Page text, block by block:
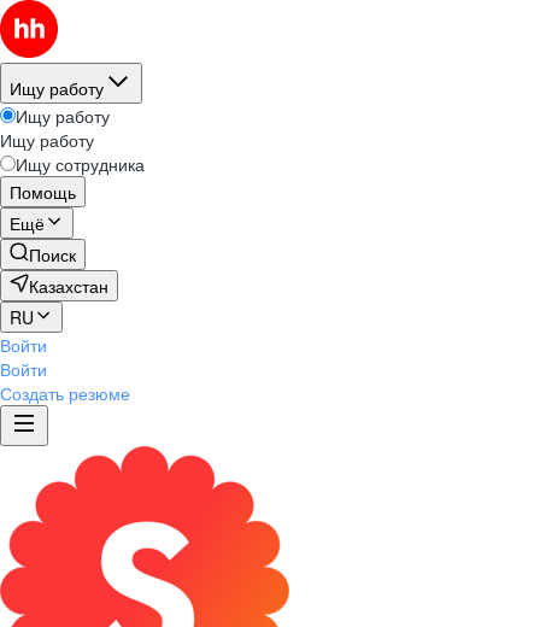
Ищу работу
Ищу работу
Ищу работу
Ищу сотрудника
Помощь
Ещё
Поиск
Казахстан
RU
Войти
Войти
Создать резюме